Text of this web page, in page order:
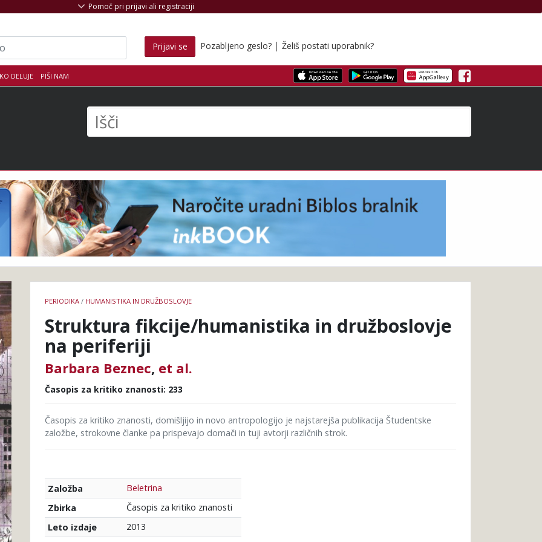
DELUJE PIŠI NAM Facebook
Pomoč pri prijavi ali registraciji
Prijavi se Pozabljeno geslo? | Želiš postati uporabnik?
knjige
PERIODIKA / HUMANISTIKA IN DRUŽBOSLOVJE
Struktura fikcije/humanistika in družboslovje
na periferiji
Barbara Beznec, et al.
Časopis za kritiko znanosti: 233
Časopis za kritiko znanosti, domišljijo in novo antropologijo je najstarejša publikacija Študentske
založbe, strokovne članke pa prispevajo domači in tuji avtorji različnih strok.
Založba
Beletrina
Zbirka
Časopis za kritiko znanosti
Leto izdaje
2013